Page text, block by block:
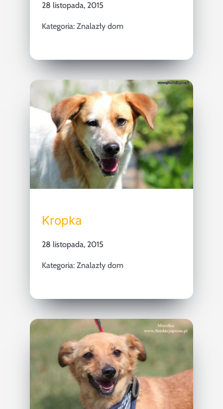
28 listopada, 2015
Kategoria: Znalazły dom
Kropka
28 listopada, 2015
Kategoria: Znalazły dom